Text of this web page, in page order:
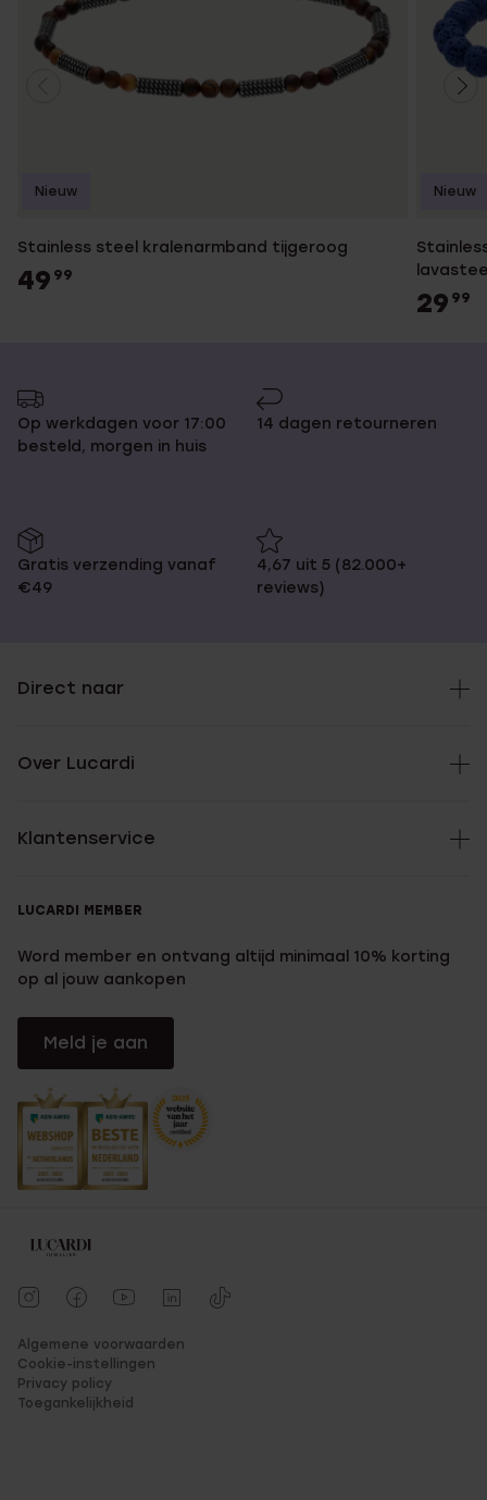
Stainless steel kralenarmband tijgeroog
49 99
Nieuw
29 99
Nieuw
Op werkdagen voor 17:00
besteld, morgen in huis
14 dagen retourneren
Gratis verzending vanaf
€49
4,67 uit 5 (82.000+
reviews)
Direct naar
Over Lucardi
Klantenservice
LUCARDI MEMBER
Word member en ontvang altijd minimaal 10% korting
op al jouw aankopen
Meld je aan
Algemene voorwaarden
Cookie-instellingen
Privacy policy
Toegankelijkheid